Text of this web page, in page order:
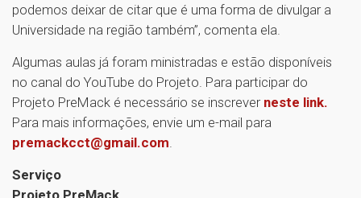
podemos deixar de citar que é uma forma de divulgar a
Universidade na região também”, comenta ela.
Algumas aulas já foram ministradas e estão disponíveis
no canal do YouTube do Projeto. Para participar do
Projeto PreMack é necessário se inscrever neste link.
Para mais informações, envie um e-mail para
premackcct@gmail.com
Serviço
Projeto PreMack